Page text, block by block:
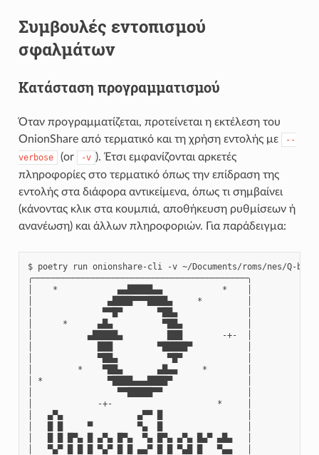
Συμβουλές εντοπισμού
σφαλμάτων
Κατάσταση προγραμματισμού
Όταν προγραμματίζεται, προτείνεται η εκτέλεση του
OnionShare από τερματικό και τη χρήση εντολής με
--
verbose
(or -v ). Έτσι εμφανίζονται αρκετές
πληροφορίες στο τερματικό όπως την επίδραση της
εντολής στα διάφορα αντικείμενα, όπως τι σημβαίνει
(κάνοντας κλικ στα κουμπιά, αποθήκευση ρυθμίσεων ή
ανανέωση) και άλλων πληροφοριών. Για παράδειγμα:
$ poetry run onionshare-cli -v ~/Documents/roms/nes/Q-
╭───────────────────────────────────────────╮
│    *            ▄▄█████▄▄            *    │
│               ▄████▀▀▀████▄     *         │
│              ▀▀█▀       ▀██▄              │
│      *      ▄█▄          ▀██▄             │
│           ▄█████▄         ███        -+-  │
│             ███         ▀█████▀           │
│             ▀██▄          ▀█▀             │
│         *    ▀██▄       ▄█▄▄     *        │
│ *             ▀████▄▄▄████▀               │
│                 ▀▀█████▀▀                 │
│             -+-                     *     │
│   ▄▀▄               ▄▀▀ █                 │
│   █ █     ▀         ▀▄  █                 │
│   █ █ █▀▄ █ ▄▀▄ █▀▄  ▀▄ █▀▄ ▄▀▄ █▄▀ ▄█▄   │
│   ▀▄▀ █ █ █ ▀▄▀ █ █ ▄▄▀ █ █ ▀▄█ █   ▀▄▄   │